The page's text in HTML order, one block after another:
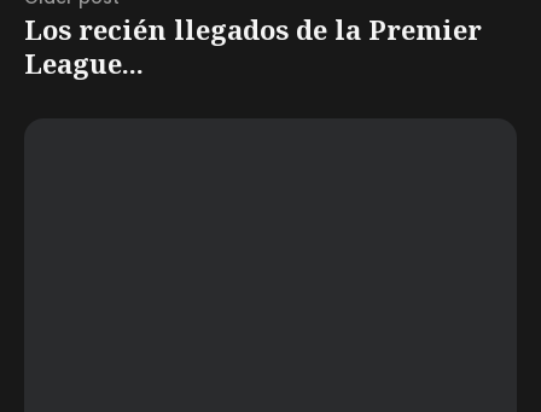
Los recién llegados de la Premier
League...